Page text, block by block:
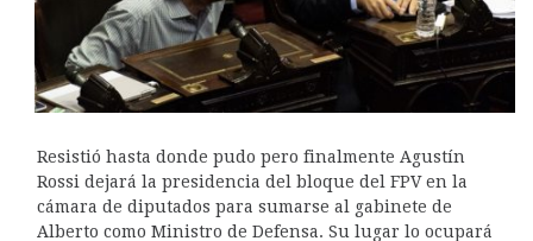
Resistió hasta donde pudo pero finalmente Agustín
Rossi dejará la presidencia del bloque del FPV en la
cámara de diputados para sumarse al gabinete de
Alberto como Ministro de Defensa. Su lugar lo ocupará